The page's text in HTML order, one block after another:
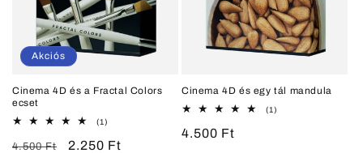
Akciós
Cinema 4D és a Fractal Colors
ecset
(1)
értékelés
Normál
4.500 Ft
Akciós
2.250 Ft
Cinema 4D és egy tál mandula
(1)
Normál
4.500 Ft